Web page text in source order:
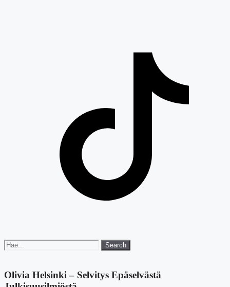
Search
for:
Search
Olivia Helsinki – Selvitys Epäselvästä